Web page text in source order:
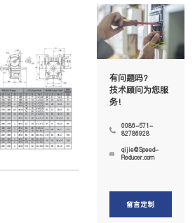
有问题吗?
技术顾问为您服
务!
0086-571-
82786928
qijie@Speed-
Reducer.com
留言定制